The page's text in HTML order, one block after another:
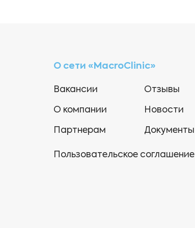
О сети «MacroClinic»
Вакансии
О компании
Партнерам
Отзывы
Новости
Документы
Пользовательское соглашение